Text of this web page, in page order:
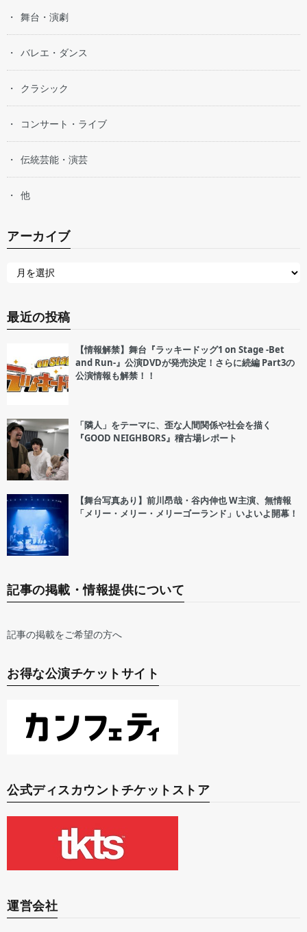
舞台・演劇
バレエ・ダンス
クラシック
コンサート・ライブ
伝統芸能・演芸
他
アーカイブ
最近の投稿
【情報解禁】舞台『ラッキードッグ1 on Stage -Bet
and Run-』公演DVDが発売決定！さらに続編 Part3の
公演情報も解禁！！
「隣人」をテーマに、歪な人間関係や社会を描く
『GOOD NEIGHBORS』稽古場レポート
【舞台写真あり】前川昂哉・谷内伸也 W主演、無情報
「メリー・メリー・メリーゴーランド」いよいよ開幕！
記事の掲載・情報提供について
記事の掲載をご希望の方へ
お得な公演チケットサイト
公式ディスカウントチケットストア
運営会社